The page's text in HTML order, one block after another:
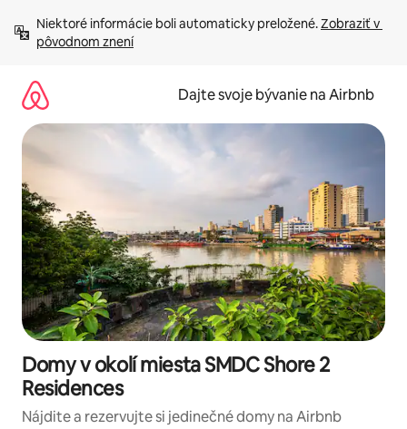
obsah.
Niektoré informácie boli automaticky preložené. Zobraziť v
pôvodnom znení
Dajte svoje bývanie na Airbnb
Domy v okolí miesta SMDC Shore 2
Residences
Nájdite a rezervujte si jedinečné domy na Airbnb